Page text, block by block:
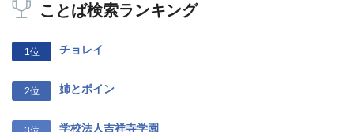
ことば検索ランキング
1位 チョレイ
2位 姉とボイン
学校法人吉祥寺学園